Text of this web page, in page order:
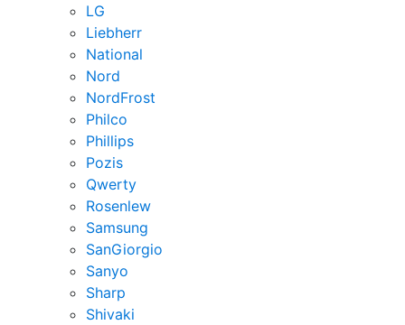
LG
Liebherr
National
Nord
NordFrost
Philco
Phillips
Pozis
Qwerty
Rosenlew
Samsung
SanGiorgio
Sanyo
Sharp
Shivaki